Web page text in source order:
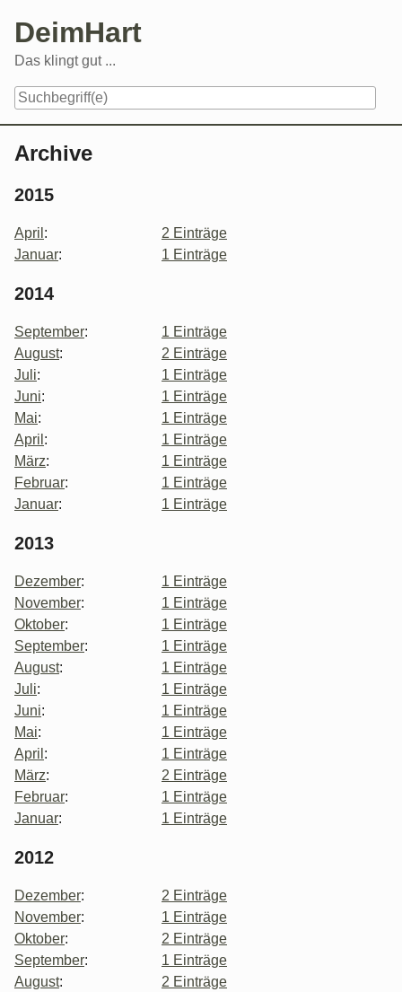
content
DeimHart
Das klingt gut ...
Archive
2015
April :
2 Einträge
Januar: 1 Einträge
2014
September:
1 Einträge
August:
2 Einträge
Juli:
1 Einträge
Juni:
1 Einträge
Mai:
1 Einträge
April :
1 Einträge
März:
1 Einträge
Februar:
1 Einträge
Januar: 1 Einträge
2013
Dezember:
1 Einträge
November:
1 Einträge
Oktober:
1 Einträge
September:
1 Einträge
August:
1 Einträge
Juli:
1 Einträge
Juni:
1 Einträge
Mai:
1 Einträge
April :
1 Einträge
März:
2 Einträge
Februar:
1 Einträge
Januar: 1 Einträge
2012
Dezember:
2 Einträge
November:
1 Einträge
Oktober:
2 Einträge
September:
1 Einträge
August:
2 Einträge